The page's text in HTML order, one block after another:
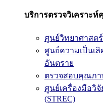
บริการตรวจวิเคราะ
ศูนย์วิทยาศาสต
ศูนย์ความเป็นเ
อันตราย
ตรวจสอบคุณภา
ศูนย์เครื่องมือวิ
(STREC)